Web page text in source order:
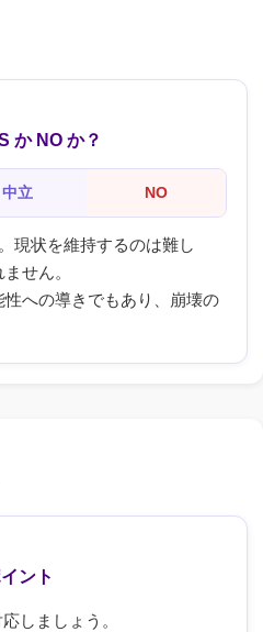
か NO か？
中立 NO
現状を維持するのは難し
せん。
への導きでもあり、崩壊の
ント
しましょう。